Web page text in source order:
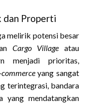
dan Properti
melirik potensi besar
Cargo Village atau
menjadi prioritas,
commerceyang sangat
terintegrasi, bandara
yang mendatangkan